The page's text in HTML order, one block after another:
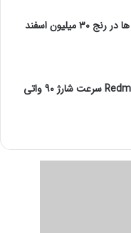
معرفی بهترین گوشی ها در رنج ۳۰ میلیون اسفند
گوشی Redmi Note 14 Pro سرعت شارژ 90 واتی